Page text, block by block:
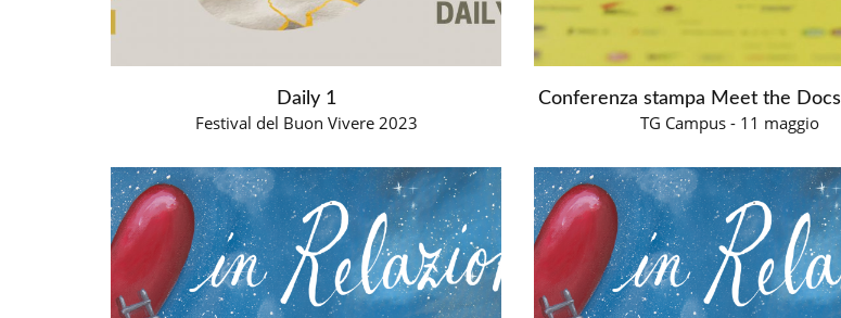
Daily 1
Festival del Buon Vivere 2023 TG Campus - 11 maggio